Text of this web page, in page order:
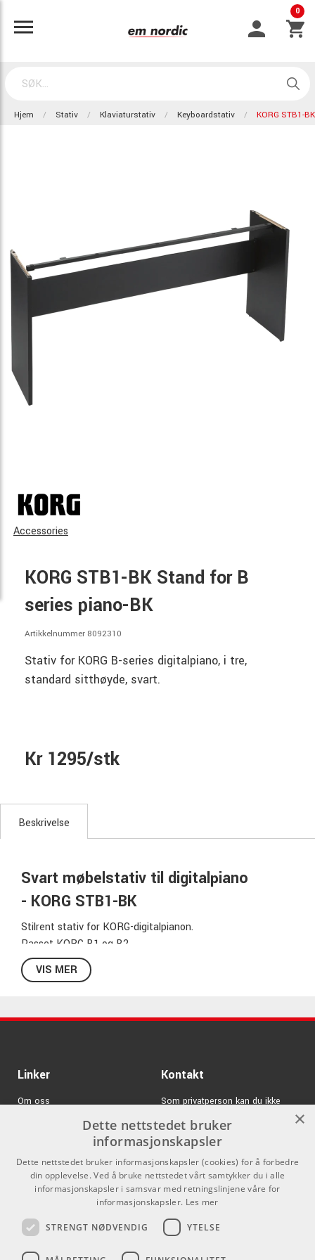
0
Hjem Stativ Klaviaturstativ Keyboardstativ KORG STB1-
Accessories
KORG STB1-BK Stand for B
series piano-BK
Artikkelnummer 8092310
Stativ for KORG B-series digitalpiano, i tre,
standard sitthøyde, svart.
Kr 1295/stk
Beskrivelse
Svart møbelstativ til digitalpiano
- KORG STB1-BK
Stilrent stativ for KORG-digitalpianon.
Passet KORG B1 og B2.
Spesifikasjoner STB1BK:
Tilt av tre
Vekt: 8,4kg
Størrelse: 1310 x 315 x 653mm
VIS MER
Linker
Om oss
GDPR & Cookies
Kontakt
Som privatperson kan du ikke
kjøpe på denne nettsiden, alt salg
skjer gjennom våre forhandlere.
info@emnordic.no
×
Dette nettstedet bruker
informasjonskapsler
Dette nettstedet bruker informasjonskapsler (cookies) for å forbedre
din opplevelse. Ved å bruke nettstedet vårt samtykker du i alle
informasjonskapsler i samsvar med retningslinjene våre for
informasjonskapsler. Les mer
STRENGT NØDVENDIG YTELSE